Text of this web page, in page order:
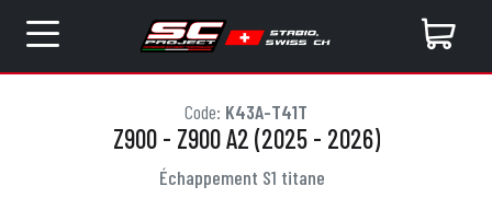
Code: K43A-T41T
Z900 - Z900 A2 (2025 - 2026)
Échappement S1 titane